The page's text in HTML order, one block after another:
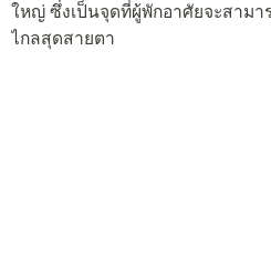
ใหญ่ ซึ่งเป็นจุดที่ผู้พักอาศัยจะสามา
ไกลสุดสายตา